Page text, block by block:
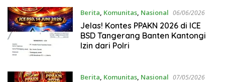
Berita, Komunitas, Nasional 06/06/2026
Jelas! Kontes PPAKN 2026 di ICE
BSD Tangerang Banten Kantongi
Izin dari Polri
Berita, Komunitas, Nasional 07/05/2026